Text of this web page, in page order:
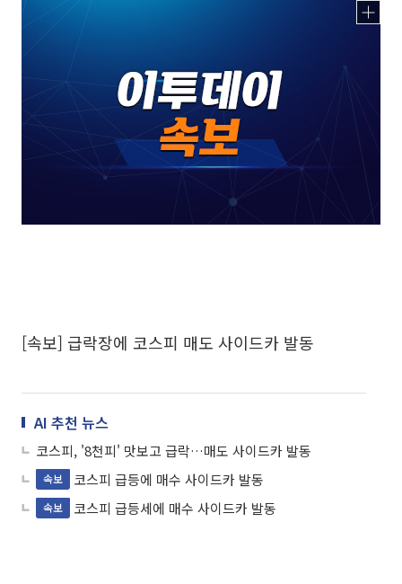
[속보] 급락장에 코스피 매도 사이드카 발동
AI 추천 뉴스
코스피, '8천피' 맛보고 급락…매도 사이드카 발동
속보 코스피 급등에 매수 사이드카 발동
속보 코스피 급등세에 매수 사이드카 발동